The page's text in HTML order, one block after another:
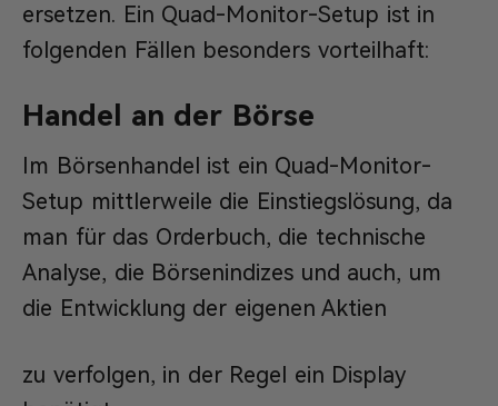
ersetzen. Ein Quad-Monitor-Setup ist in
folgenden Fällen besonders vorteilhaft:
Handel an der Börse
Im Börsenhandel ist ein Quad-Monitor-
Setup mittlerweile die Einstiegslösung, da
man für das Orderbuch, die technische
Analyse, die Börsenindizes und auch, um
die Entwicklung der eigenen Aktien
zu verfolgen, in der Regel ein Display